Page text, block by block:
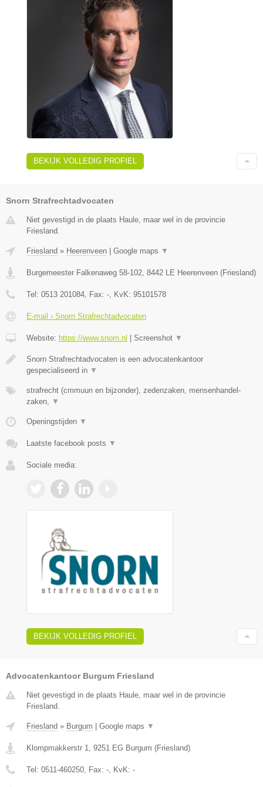
BEKIJK VOLLEDIG PROFIEL
Snorn Strafrechtadvocaten
Niet gevestigd in de plaats Haule, maar wel in de provincie
Friesland.
Friesland » Heerenveen Google maps ▼
Burgemeester Falkenaweg 58-102, 8442 LE Heerenveen (Friesland)
Tel: 0513 201084, Fax: -, KvK: 95101578
E-mail › Snorn Strafrechtadvocaten
Website: https://www.snorn.nl Screenshot ▼
Snorn Strafrechtadvocaten is een advocatenkantoor
gespecialiseerd in ▼
strafrecht (cmmuun en bijzonder), zedenzaken, mensenhandel-
zaken, ▼
Openingstijden ▼
Laatste facebook posts ▼
Sociale media:
BEKIJK VOLLEDIG PROFIEL
Advocatenkantoor Burgum Friesland
Niet gevestigd in de plaats Haule, maar wel in de provincie
Friesland.
Friesland » Burgum | Google maps ▼
Klompmakkerstr 1 9251 EG Burgum (Friesland)
Tel: 0511-460250 , Fax: - , KvK: -